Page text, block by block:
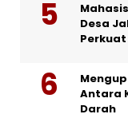
Desa
Antara
Darah